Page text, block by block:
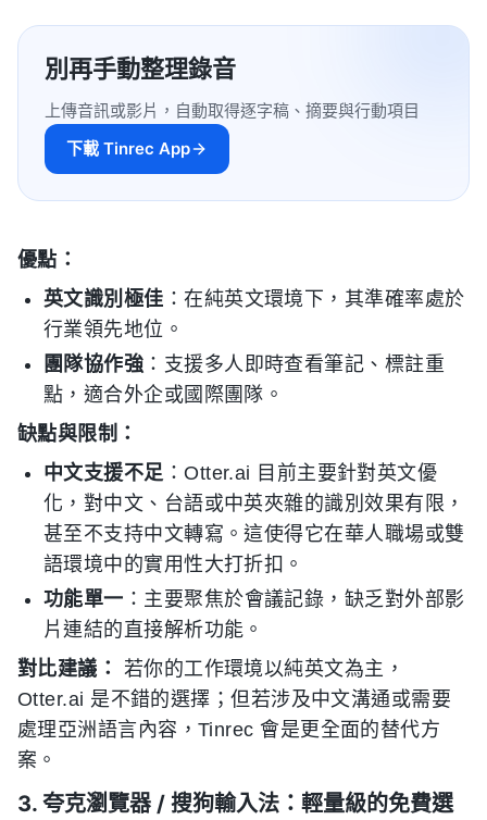
別再手動整理錄音
上傳音訊或影片，自動取得逐字稿、摘要與行動項目
下載 Tinrec App
優點：
英文識別極佳 ：在純英文環境下，其準確率處於
行業領先地位。
團隊協作強 ：支援多人即時查看筆記、標註重
點，適合外企或國際團隊。
缺點與限制：
中文支援不足：Otter.ai 目前主要針對英文優
化，對中文、台語或中英夾雜的識別效果有限，
甚至不支持中文轉寫。這使得它在華人職場或雙
語環境中的實用性大打折扣。
功能單一 ：主要聚焦於會議記錄，缺乏對外部影
片連結的直接解析功能。
對比建議：
若你的工作環境以純英文為主，
Otter.ai 是不錯的選擇；但若涉及中文溝通或需要
處理亞洲語言內容，Tinrec 會是更全面的替代方
案。
3. 夸克瀏覽器 / 搜狗輸入法：輕量級的免費選